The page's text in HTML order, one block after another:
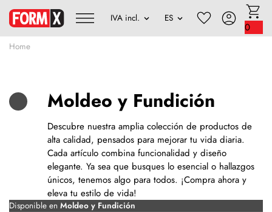
0
Home
Moldeo y Fundición
Descubre nuestra amplia colección de productos de
alta calidad, pensados para mejorar tu vida diaria.
Cada artículo combina funcionalidad y diseño
elegante. Ya sea que busques lo esencial o hallazgos
únicos, tenemos algo para todos. ¡Compra ahora y
eleva tu estilo de vida!
Disponible en Moldeo y Fundición